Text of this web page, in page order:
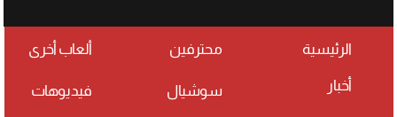
الرئيسية
أخبار
محترفين
سوشيال
ألعاب أخرى
فيديوهات